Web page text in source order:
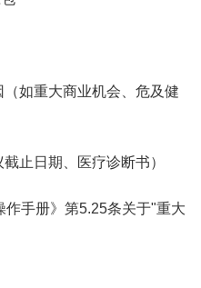
如重大商业机会、危及健
止日期、医疗诊断书）
手册》第5.25条关于"重大